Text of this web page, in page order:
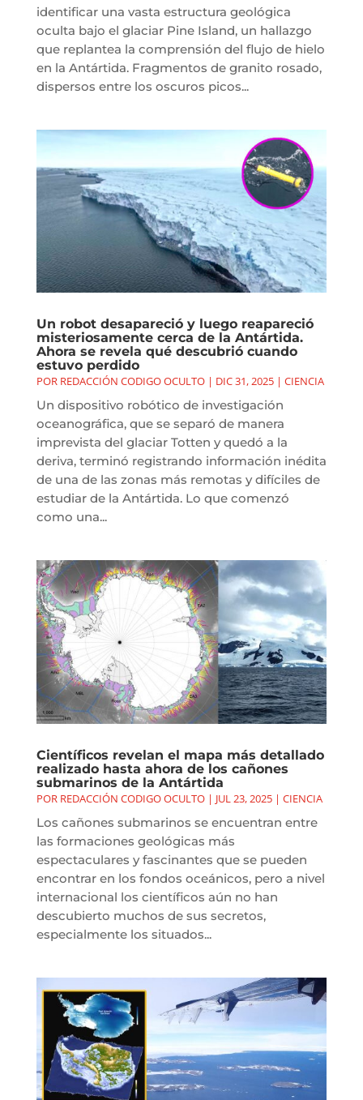
identificar una vasta estructura geológica
oculta bajo el glaciar Pine Island, un hallazgo
que replantea la comprensión del flujo de hielo
en la Antártida. Fragmentos de granito rosado,
dispersos entre los oscuros picos...
Un robot desapareció y luego reapareció
misteriosamente cerca de la Antártida.
Ahora se revela qué descubrió cuando
estuvo perdido
POR REDACCIÓN CODIGO OCULTO| DIC 31, 2025| CIENCIA
Un dispositivo robótico de investigación
oceanográfica, que se separó de manera
imprevista del glaciar Totten y quedó a la
deriva, terminó registrando información inédita
de una de las zonas más remotas y difíciles de
estudiar de la Antártida. Lo que comenzó
como una...
Científicos revelan el mapa más detallado
realizado hasta ahora de los cañones
submarinos de la Antártida
POR REDACCIÓN CODIGO OCULTO| JUL 23, 2025| CIENCIA
Los cañones submarinos se encuentran entre
las formaciones geológicas más
espectaculares y fascinantes que se pueden
encontrar en los fondos oceánicos, pero a nivel
internacional los científicos aún no han
descubierto muchos de sus secretos,
especialmente los situados...